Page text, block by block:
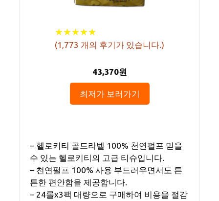
★★★★★
★★★★★
(1,773 개의 후기가 있습니다.)
43,370원
최저가 보러가기
– 헬로키티 골드라벨 100% 천연펄프 믿을
수 있는 헬로키티의 고급 티슈입니다.
– 천연펄프 100% 사용 부드러우면서도 튼
튼한 편안함을 제공합니다.
– 24롤x3팩 대량으로 구매하여 비용을 절감